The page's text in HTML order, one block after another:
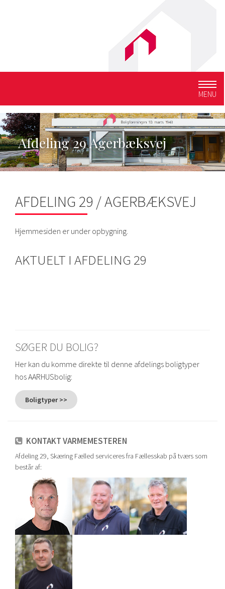
MENU
Afdeling 29 Agerbæksvej
AFDELING 29 / AGERBÆKSVEJ
Hjemmesiden er under opbygning.
AKTUELT I AFDELING 29
SØGER DU BOLIG?
Her kan du komme direkte til denne afdelings boligtyper
hos AARHUSbolig:
Boligtyper >>
KONTAKT VARMEMESTEREN
Afdeling 29, Skæring Fælled serviceres fra Fællesskab på tværs som
består af: